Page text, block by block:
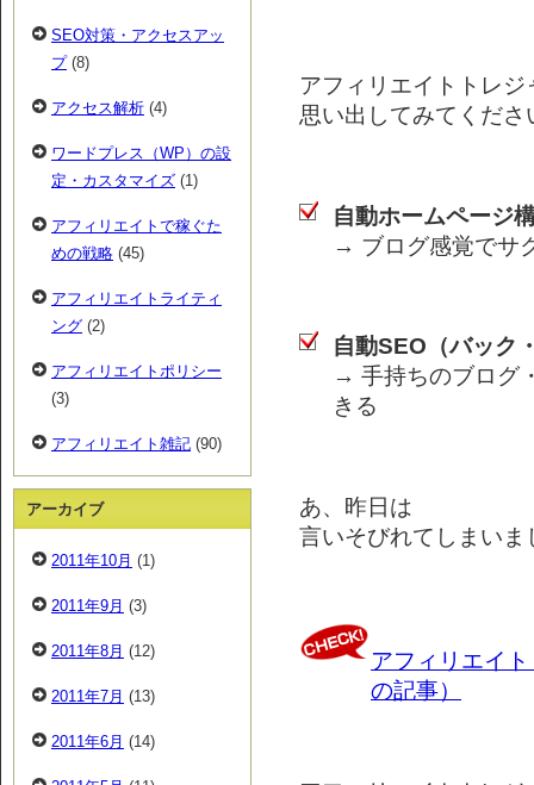
アフィリエイトトレジ
思い出してみてくださ
自動ホームページ
→ ブログ感覚でサ
自動SEO（バック
→ 手持ちのブログ
きる
あ、昨日は
言いそびれてしまいま
アフィリエイ
の記事）
SEO対策・アクセスアッ
プ(8)
アクセス解析 (4)
ワードプレス（WP）の設
定・カスタマイズ (1)
アフィリエイトで稼ぐた
めの戦略 (45)
アフィリエイトライティ
ング (2)
アフィリエイトポリシー
(3)
アフィリエイト雑記 (90)
アーカイブ
2011年10月 (1)
2011年9月 (3)
2011年8月 (12)
2011年7月 (13)
2011年6月 (14)